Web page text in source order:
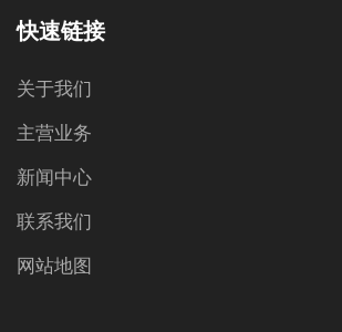
快速链接
关于我们
主营业务
新闻中心
联系我们
网站地图